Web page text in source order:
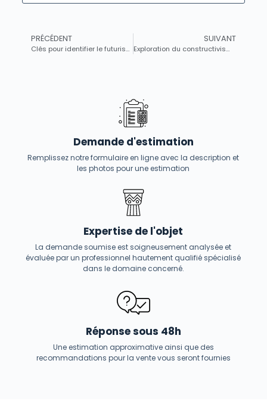
PRÉCÉDENT
Clés pour identifier le futurisme italien : caractéristiques et artistes emblématiques
SUIVANT
Exploration du constructivisme russe : plongée dans les chefs-d’œuvre de peintures et sculptures avant-gardistes
Demande d'estimation
Remplissez notre formulaire en ligne avec la description et
les photos pour une estimation
Expertise de l'objet
La demande soumise est soigneusement analysée et
évaluée par un professionnel hautement qualifié spécialisé
dans le domaine concerné.
Réponse sous 48h
Une estimation approximative ainsi que des
recommandations pour la vente vous seront fournies